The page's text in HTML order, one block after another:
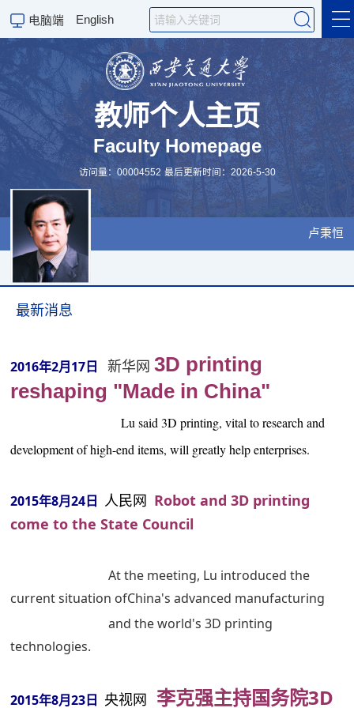
电脑端 English
个人简历
个人履历
研究招生
English C.V.
教师个人主页
Faculty Homepage
访问量：00004552 最后更新时间：2026-5-30
卢秉恒
最新消息
2016年2月17日 新华网3D printing
reshaping "Made in China"
Lu said 3D printing, vital to research and
development of high-end items, will greatly help enterprises.
2015年8月24日 人民网 Robot and 3D printing
come to the State Council
At the meeting, Lu introduced the
current situation ofChina's advanced manufacturing
and the world's 3D printing
technologies.
2015年8月23日 央视网 李克强主持国务院3D